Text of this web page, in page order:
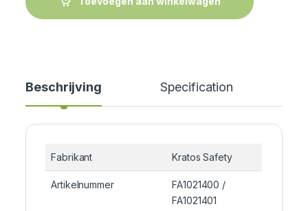
Beschrijving Specification
Fabrikant Kratos Safety
Artikelnummer
FA1021400 /
FA1021401